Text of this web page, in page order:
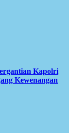
Kapolri
Kewenangan